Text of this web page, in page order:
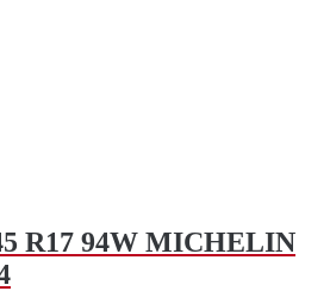
R17 94W MICHELIN